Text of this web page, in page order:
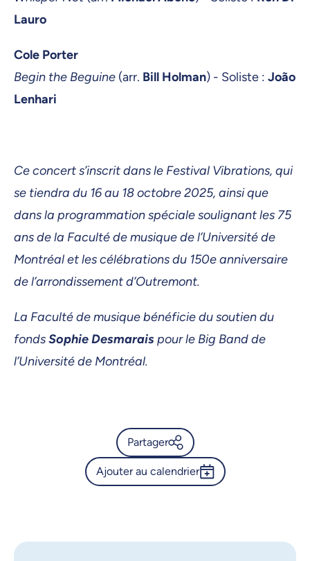
Lauro
Cole Porter
Begin the Beguine (arr. Bill Holman) - Soliste : João
Lenhari
Ce concert s’inscrit dans le Festival Vibrations, qui
se tiendra du 16 au 18 octobre 2025, ainsi que
dans la programmation spéciale soulignant les 75
ans de la Faculté de musique de l’Université de
Montréal et les célébrations du 150e anniversaire
de l’arrondissement d’Outremont.
La Faculté de musique bénéficie du soutien du
fondsSophie Desmaraispour le Big Band de
l’Université de Montréal.
Partager
Calendrier de l’Université de
Ajouter au calendrier